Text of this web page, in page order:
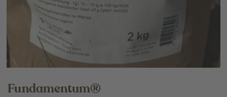
Fundamentum®